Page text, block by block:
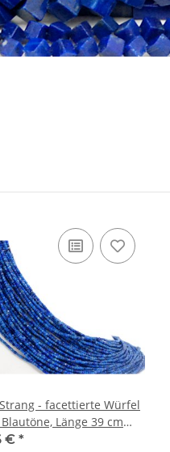
- facettierte Würfel
Länge 39 cm
€ *